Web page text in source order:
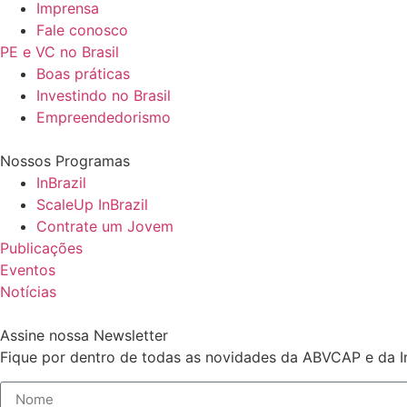
Imprensa
Fale conosco
PE e VC no Brasil
Boas práticas
Investindo no Brasil
Empreendedorismo
Nossos Programas
InBrazil
ScaleUp InBrazil
Contrate um Jovem
Publicações
Eventos
Notícias
Assine nossa Newsletter
Fique por dentro de todas as novidades da ABVCAP e da